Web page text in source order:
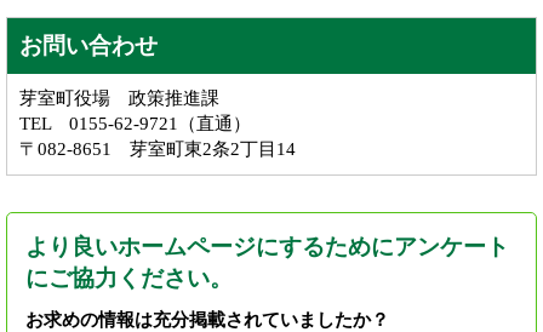
お問い合わせ
芽室町役場 政策推進課
TEL 0155-62-9721（直通）
〒082-8651 芽室町東2条2丁目14
より良いホームページにするためにアンケート
にご協力ください。
お求めの情報は充分掲載されていましたか？